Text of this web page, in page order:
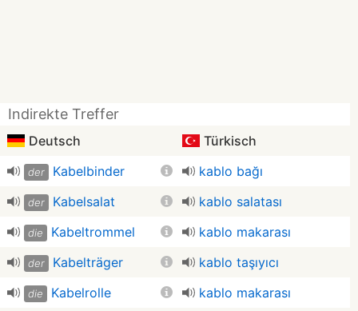
Indirekte Treffer
Deutsch Türkisch
der Kabelbinder kablo bağı
der Kabelsalat kablo salatası
die Kabeltrommel kablo makarası
der Kabelträger kablo taşıyıcı
die Kabelrolle kablo makarası